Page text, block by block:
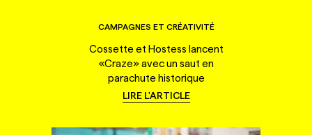
CAMPAGNES ET CRÉATIVITÉ
Cossette et Hostess lancent
«Craze» avec un saut en
parachute historique
LIRE L'ARTICLE